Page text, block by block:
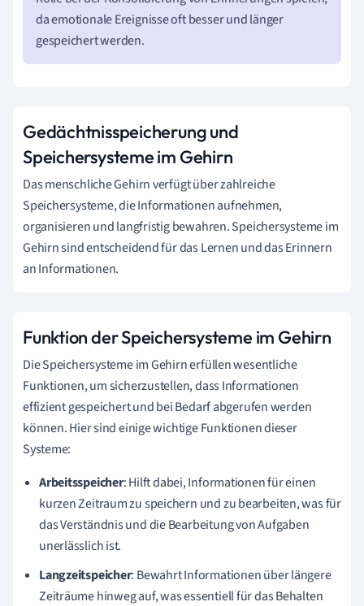
da emotionale Ereignisse oft besser und länger
gespeichert werden.
Gedächtnisspeicherung und
Speichersysteme im Gehirn
Das menschliche Gehirn verfügt über zahlreiche
Speichersysteme, die Informationen aufnehmen,
organisieren und langfristig bewahren. Speichersysteme im
Gehirn sind entscheidend für das Lernen und das Erinnern
an Informationen.
Funktion der Speichersysteme im Gehirn
Die Speichersysteme im Gehirn erfüllen wesentliche
Funktionen, um sicherzustellen, dass Informationen
effizient gespeichert und bei Bedarf abgerufen werden
können. Hier sind einige wichtige Funktionen dieser
Systeme:
Arbeitsspeicher: Hilft dabei, Informationen für einen
kurzen Zeitraum zu speichern und zu bearbeiten, was für
das Verständnis und die Bearbeitung von Aufgaben
unerlässlich ist.
Langzeitspeicher: Bewahrt Informationen über längere
Zeiträume hinweg auf, was essentiell für das Behalten